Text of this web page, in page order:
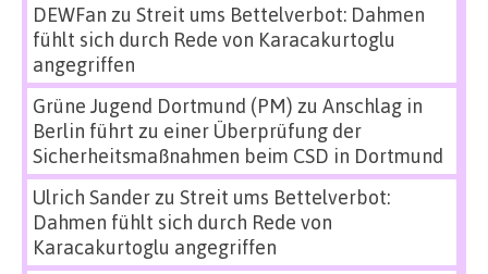
DEWFan zu Streit ums Bettelverbot: Dahmen
fühlt sich durch Rede von Karacakurtoglu
angegriffen
Grüne Jugend Dortmund (PM) zu Anschlag in
Berlin führt zu einer Überprüfung der
Sicherheitsmaßnahmen beim CSD in Dortmund
Ulrich Sanderzu Streit ums Bettelverbot:
Dahmen fühlt sich durch Rede von
Karacakurtoglu angegriffen